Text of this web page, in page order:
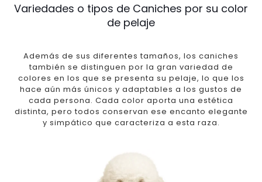
Variedades o tipos de Caniches por su color
de pelaje
Además de sus diferentes tamaños, los caniches
también se distinguen por la gran variedad de
colores en los que se presenta su pelaje, lo que los
hace aún más únicos y adaptables a los gustos de
cada persona. Cada color aporta una estética
distinta, pero todos conservan ese encanto elegante
y simpático que caracteriza a esta raza.